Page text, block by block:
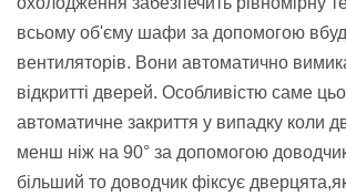
всьому об'єму шафи за допомогою
вентиляторів. Вони автоматично
відкритті дверей. Особливістю саме
автоматичне закриття у випадку коли
менш ніж на 90° за допомогою
більший то доводчик фіксує